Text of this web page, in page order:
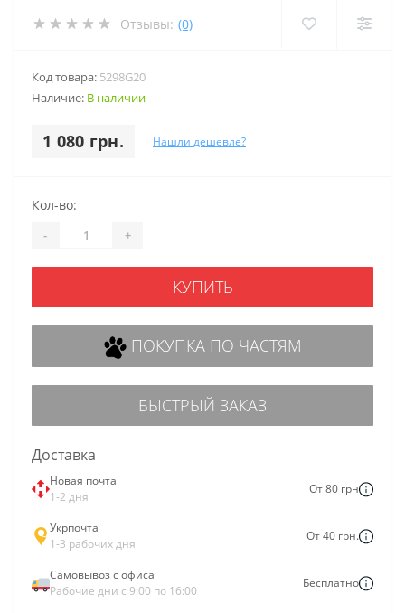
Отзывы: (0)
Код товара: 5298G20
Наличие: В наличии
1 080 грн. Нашли дешевле?
Кол-во:
- +
КУПИТЬ
ПОКУПКА ПО ЧАСТЯМ
БЫСТРЫЙ ЗАКАЗ
Доставка
Новая почта
1-2 дня
От 80 грн
Укрпочта
1-3 рабочих дня
От 40 грн.
Самовывоз с офиса
Рабочие дни с 9:00 по 16:00
Бесплатно